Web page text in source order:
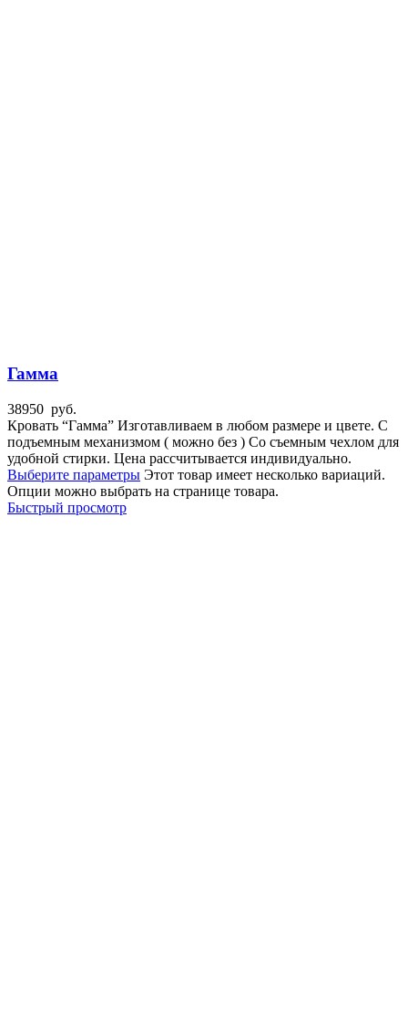
Гамма
38950 руб.
Кровать “Гамма” Изготавливаем в любом размере и цвете. С
подъемным механизмом ( можно без ) Со съемным чехлом для
удобной стирки. Цена рассчитывается индивидуально.
Выберите параметры Этот товар имеет несколько вариаций.
Опции можно выбрать на странице товара.
Быстрый просмотр